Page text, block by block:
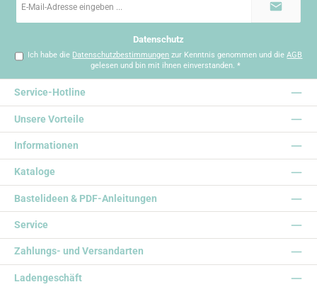
Mail-
Datenschutz
Ich habe die Datenschutzbestimmungen zur Kenntnis genommen und dieAGB
gelesen und bin mit ihnen einverstanden. *
Service-Hotline
Informationen
Kataloge
Bastelideen & PDF-Anleitungen
Service
Zahlungs- und Versandarten
Ladengeschäft
Unsere Vorteile